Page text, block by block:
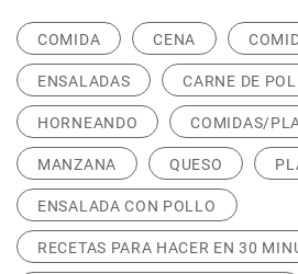
COMIDA CENA
ENSALADAS CARNE DE
HORNEANDO COMIDAS/
MANZANA QUESO
ENSALADA CON POLLO
RECETAS PARA HACER EN 30